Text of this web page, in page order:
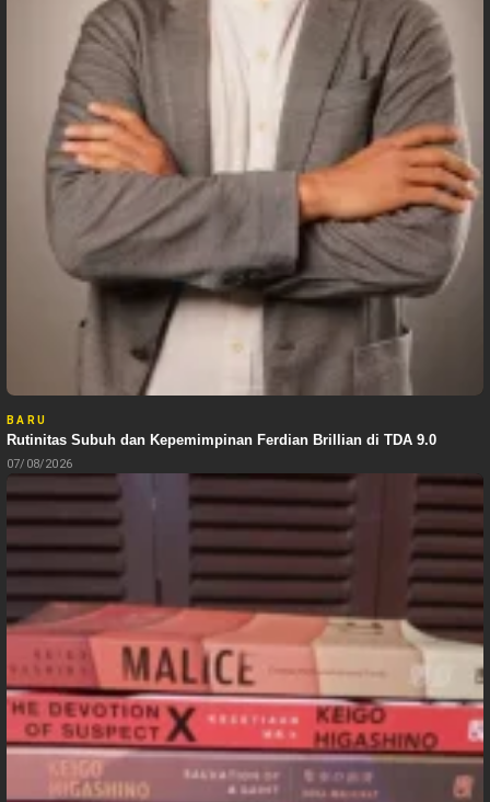
BARU
Rutinitas Subuh dan Kepemimpinan Ferdian Brillian di TDA 9.0
07/08/2026